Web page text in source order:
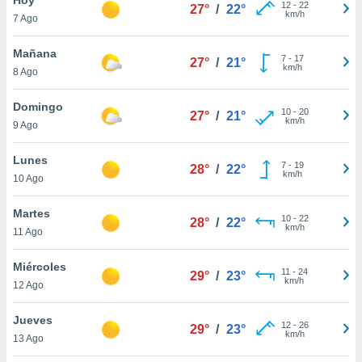
y
en
más
de
7 Ago
27° / 22° 12- 22
km/h
Mañana
8 Ago
27° / 21° 7- 17
km/h
Domingo
9 Ago
27° / 21° 10- 20
km/h
Lunes
10 Ago
28° / 22° 7- 19
km/h
Martes
11 Ago
28° / 22° 10- 22
km/h
Miércoles
12 Ago
29° / 23° 11 - 24
km/h
Jueves
13 Ago
29° / 23° 12- 26
km/h